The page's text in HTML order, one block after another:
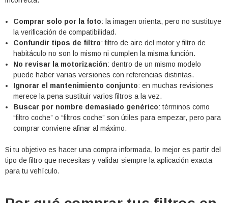
Comprar solo por la foto: la imagen orienta, pero no sustituye
la verificación de compatibilidad.
Confundir tipos de filtro: filtro de aire del motor y filtro de
habitáculo no son lo mismo ni cumplen la misma función.
No revisar la motorización: dentro de un mismo modelo
puede haber varias versiones con referencias distintas.
Ignorar el mantenimiento conjunto: en muchas revisiones
merece la pena sustituir varios filtros a la vez.
Buscar por nombre demasiado genérico: términos como
“filtro coche” o “filtros coche” son útiles para empezar, pero para
comprar conviene afinar al máximo.
Si tu objetivo es hacer una compra informada, lo mejor es partir del
tipo de filtro que necesitas y validar siempre la aplicación exacta
para tu vehículo.